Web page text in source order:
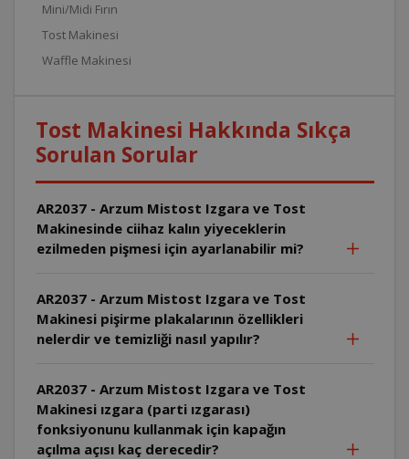
Mini/Midi Fırın
Tost Makinesi
Waffle Makinesi
Tost Makinesi Hakkında Sıkça
Sorulan Sorular
AR2037 - Arzum Mistost Izgara ve Tost
Makinesinde ciihaz kalın yiyeceklerin
ezilmeden pişmesi için ayarlanabilir mi?
AR2037 - Arzum Mistost Izgara ve Tost
Makinesi pişirme plakalarının özellikleri
nelerdir ve temizliği nasıl yapılır?
AR2037 - Arzum Mistost Izgara ve Tost
Makinesi ızgara (parti ızgarası)
fonksiyonunu kullanmak için kapağın
açılma açısı kaç derecedir?